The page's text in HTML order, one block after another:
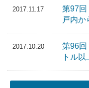
2017.11.17
第97
戸内か
2017.10.20
第96
トル